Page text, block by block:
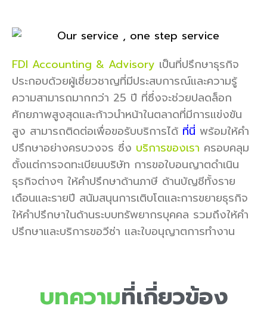
FDI Accounting & Advisory เป็นที่ปรึกษาธุรกิจ
ประกอบด้วยผู้เชี่ยวชาญที่มีประสบการณ์และความรู้
ความสามารถมากกว่า 25 ปี ที่ซึ่งจะช่วยปลดล็อก
ศักยภาพสูงสุดและก้าวนำหน้าในตลาดที่มีการแข่งขัน
สูง สามารถติดต่อเพื่อขอรับบริการได้ ที่นี่ พร้อมให้คำ
ปรึกษาอย่างครบวงจร ซึ่ง บริการของเรา ครอบคลุม
ตั้งแต่การจดทะเบียนบริษัท การขอใบอนญาตดำเนิน
ธุรกิจต่างๆ ให้คำปรึกษาด้านภาษี ด้านบัญชีทั้งราย
เดือนและรายปี สนัมสนุนการเติบโตและการขยายธุรกิจ
ให้คำปรึกษาในด้านระบบทรัพยากรบุคคล รวมถึงให้คำ
ปรึกษาและบริการขอวีซ่า และใบอนุญาตการทำงาน
บทความที่เกี่ยวข้อง